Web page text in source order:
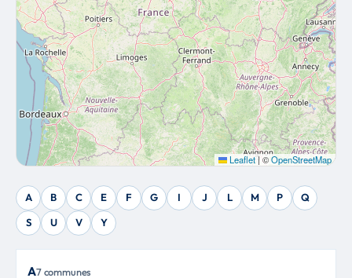
Leaflet| ©OpenStreetMap
A B C E F G I J L M P
Q
S
U V Y
A7 communes